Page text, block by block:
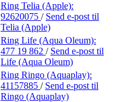
Ring Telia (Apple):
92620075 / Send e-post til
Telia (Apple)
Ring Life (Aqua Oleum):
477 19 862 / Send e-post til
Life (Aqua Oleum)
Ring Ringo (Aquaplay):
41157885 / Send e-post til
Ringo (Aquaplay)